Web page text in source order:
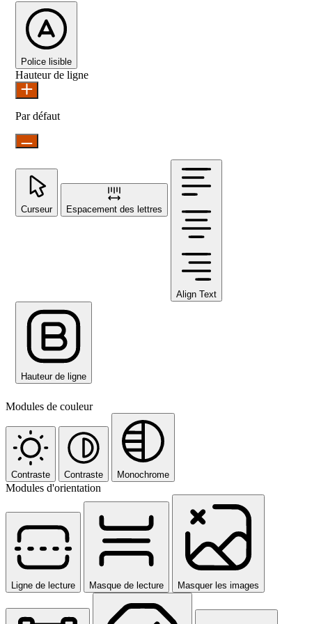
Police lisible
Hauteur de ligne
Par défaut
Curseur Espacement des lettres
Align Text
Hauteur de ligne
Modules de couleur
Contraste Contraste Monochrome
Modules d'orientation
Ligne de lecture Masque de lecture Masquer les images